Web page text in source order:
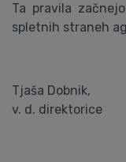
Ta pravila
spletnih straneh
Tjaša Dobnik,
v. d. direktorice